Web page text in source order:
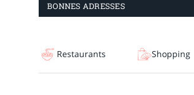
BONNES ADRESSES
Restaurants Shopping